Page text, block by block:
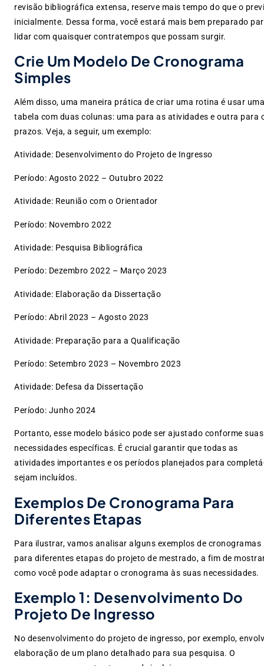
revisão bibliográfica extensa, reserve mais tempo do que o
inicialmente. Dessa forma, você estará mais bem preparado
lidar com quaisquer contratempos que possam surgir.
Crie Um Modelo De Cronograma
Simples
Além disso, uma maneira prática de criar uma rotina é usar uma
tabela com duas colunas: uma para as atividades e outra para
prazos. Veja, a seguir, um exemplo:
Atividade: Desenvolvimento do Projeto de Ingresso
Período: Agosto 2022 – Outubro 2022
Atividade: Reunião com o Orientador
Período: Novembro 2022
Atividade: Pesquisa Bibliográfica
Período: Dezembro 2022 – Março 2023
Atividade: Elaboração da Dissertação
Período: Abril 2023 – Agosto 2023
Atividade: Preparação para a Qualificação
Período: Setembro 2023 – Novembro 2023
Atividade: Defesa da Dissertação
Período: Junho 2024
Portanto, esse modelo básico pode ser ajustado conforme suas
necessidades específicas. É crucial garantir que todas as
atividades importantes e os períodos planejados para
sejam incluídos.
Exemplos De Cronograma Para
Diferentes Etapas
Para ilustrar, vamos analisar alguns exemplos de cronogramas
para diferentes etapas do projeto de mestrado, a fim de
como você pode adaptar o cronograma às suas necessidades.
Exemplo 1: Desenvolvimento Do
Projeto De Ingresso
No desenvolvimento do projeto de ingresso, por exemplo,
elaboração de um plano detalhado para sua pesquisa. O